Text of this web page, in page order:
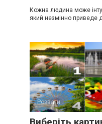
Кожна людина може
який незмінно приведе
Розваги